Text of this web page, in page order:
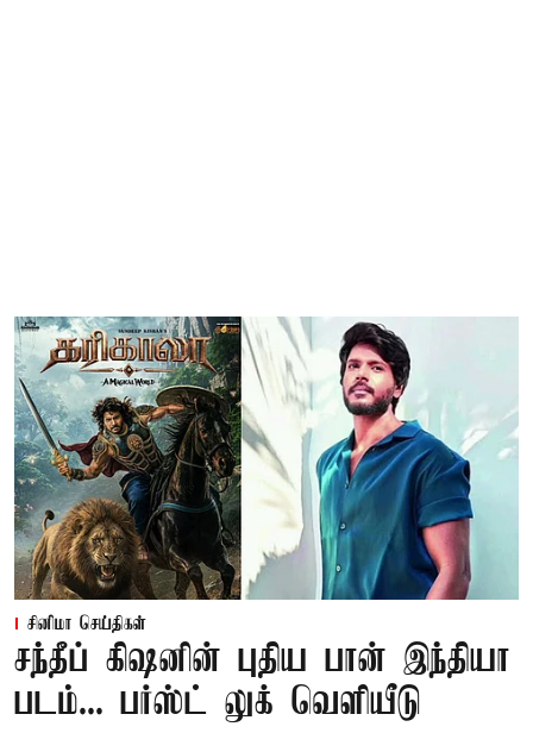
சினிமா செய்திகள்
சந்தீப் கிஷனின் புதிய பான் இந்தியா
படம்... பர்ஸ்ட் லுக் வெளியீடு